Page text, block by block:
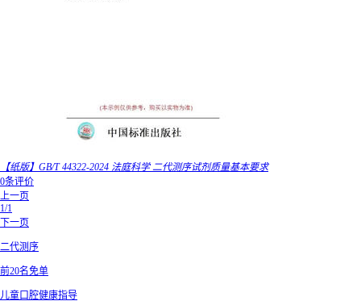
【纸版】GB/T 44322-2024 法庭科学 二代测序试剂质量基本要求
0条评价
上一页
1/1
下一页
二代测序
前20名免单
儿童口腔健康指导